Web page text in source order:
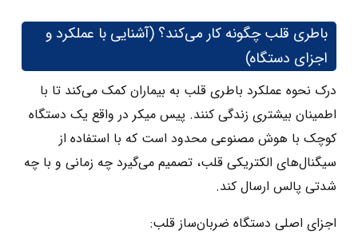
باطری قلب چگونه کار می‌کند؟ (آشنایی با عملکرد و
اجزای دستگاه)
درک نحوه عملکرد باطری قلب به بیماران کمک می‌کند تا با
اطمینان بیشتری زندگی کنند. پیس‌ میکر در واقع یک دستگاه
کوچک با هوش مصنوعی محدود است که با استفاده از
سیگنال‌های الکتریکی قلب، تصمیم می‌گیرد چه زمانی و با چه
شدتی پالس ارسال کند.
اجزای اصلی دستگاه ضربان‌ساز قلب: